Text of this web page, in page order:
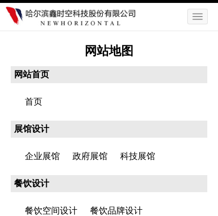
网站地图
网站首页
首页
展馆设计
企业展馆 政府展馆 科技展馆
餐饮设计
餐饮空间设计
餐饮品牌设计